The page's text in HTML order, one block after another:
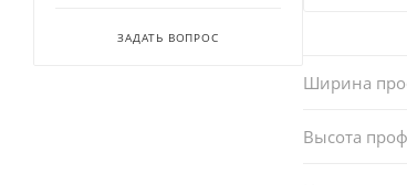
Ширина
Высота
ЗАДАТЬ ВОПРОС